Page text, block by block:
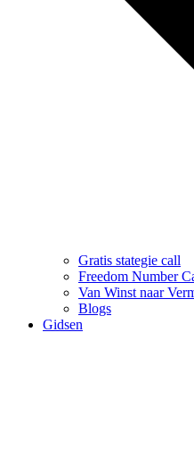
Gratis stategie call
Freedom Number
Van Winst naar
Blogs
Gidsen